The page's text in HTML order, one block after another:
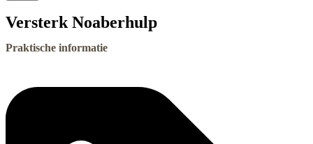
Versterk Noaberhulp
Praktische informatie